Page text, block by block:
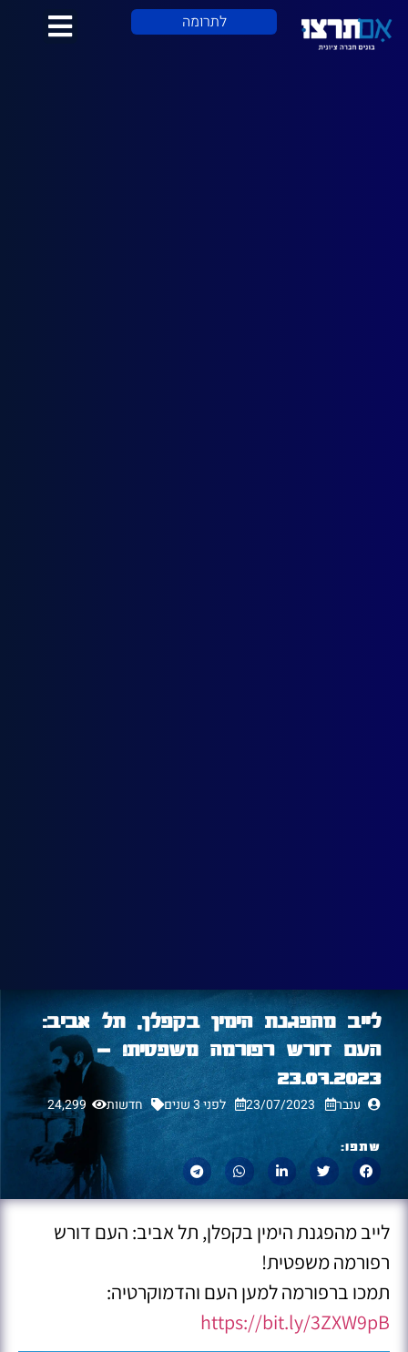
לתרומה
לייב מהפגנת הימין בקפלן, תל אביב:
העם דורש רפורמה משפטית! –
23.07.2023
ענבר 23/07/2023 לפני 3 שנים חדשות 24,299
שתפו:
לייב מהפגנת הימין בקפלן, תל אביב: העם דורש
רפורמה משפטית!
תמכו ברפורמה למען העם והדמוקרטיה:
https://bit.ly/3ZXW9pB